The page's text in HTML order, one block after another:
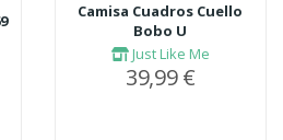
Camisa Cuadros Cuello
Bobo U
Just Like Me
39,99 €